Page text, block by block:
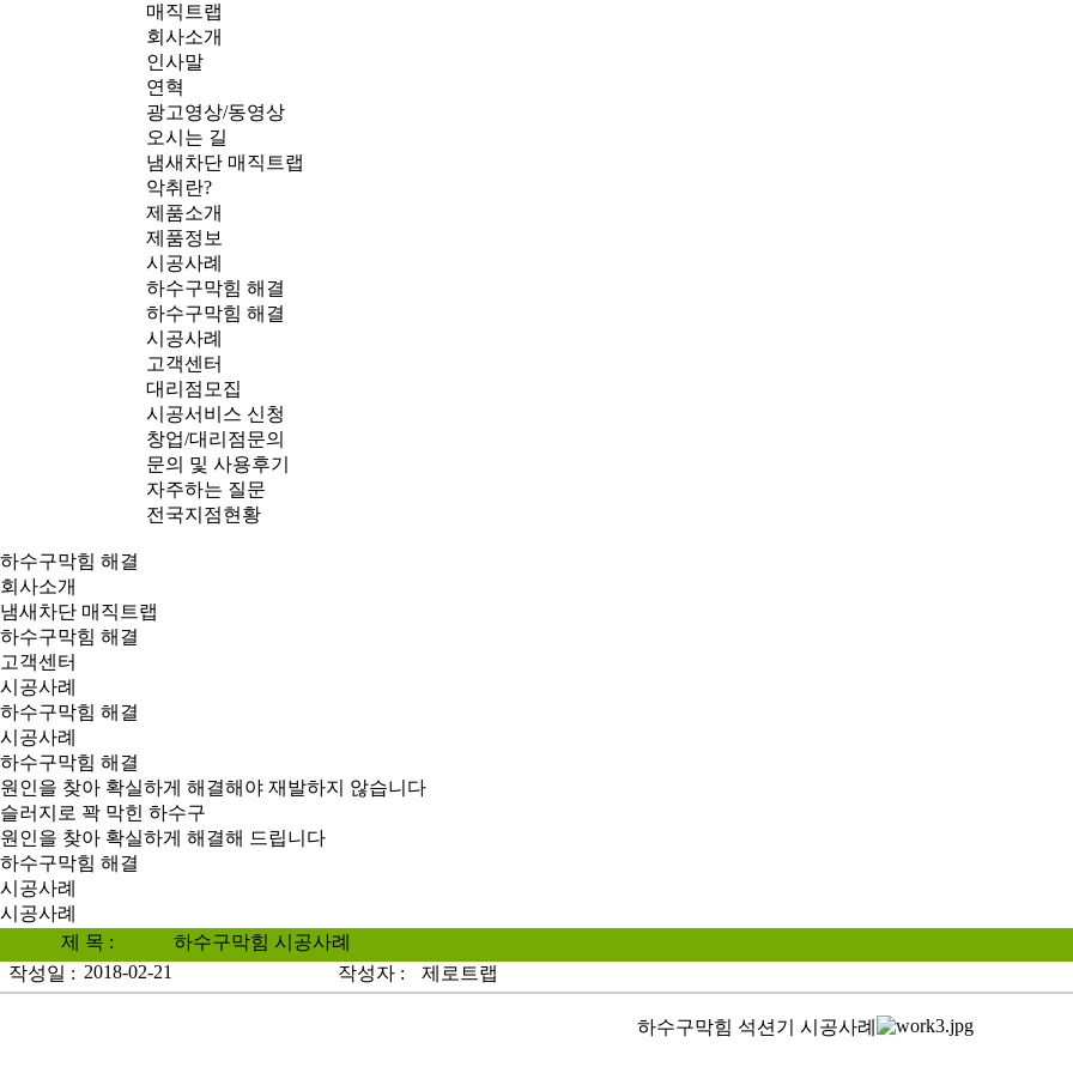
매직트랩
회사소개
인사말
연혁
광고영상/동영상
오시는 길
냄새차단 매직트랩
악취란?
제품소개
제품정보
시공사례
하수구막힘 해결
하수구막힘 해결
시공사례
고객센터
대리점모집
시공서비스 신청
창업/대리점문의
문의 및 사용후기
자주하는 질문
전국지점현황
하수구막힘 해결
회사소개
냄새차단 매직트랩
하수구막힘 해결
고객센터
시공사례
하수구막힘 해결
시공사례
하수구막힘 해결
원인을 찾아 확실하게 해결해야 재발하지 않습니다
슬러지로 꽉 막힌 하수구
원인을 찾아 확실하게 해결해 드립니다
하수구막힘 해결
시공사례
시공사례
제 목 :
하수구막힘 시공사례
작성일 : 2018-02-21 작성자 : 제로트랩
하수구막힘 석션기 시공사례